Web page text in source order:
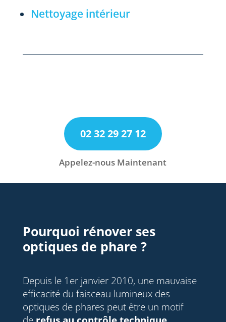
Nettoyage intérieur
Rendez-vous par téléphone
Appelez-nous maintenant
02 32 29 27 12
Appelez-nous Maintenant
Pourquoi rénover ses
optiques de phare ?
Depuis le 1er janvier 2010, une mauvaise
efficacité du faisceau lumineux des
optiques de phares peut être un motif